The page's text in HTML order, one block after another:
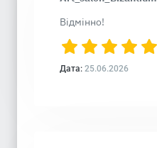
Відмінно!
Дата: 25.06.2026